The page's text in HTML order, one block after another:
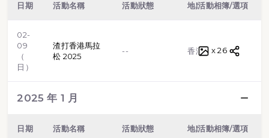
日期 活動名稱 活動狀態 地點 類型
活動相簿/選項
02-
09
（
日）
渣打香港馬拉
松 2025
-- 香港 路跑
x 26
2025 年 1 月
日期 活動名稱 活動狀態 地點 類型
活動相簿/選項